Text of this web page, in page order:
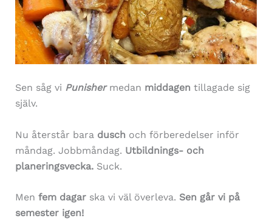
Sen såg vi Punishermedan middagen tillagade sig
själv.
Nu återstår bara dusch och förberedelser inför
måndag. Jobbmåndag. Utbildnings- och
planeringsvecka.Suck.
Men fem dagarska vi väl överleva. Sen går vi på
semester igen!